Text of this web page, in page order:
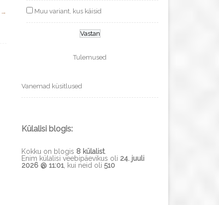
→ Muu variant, kus käisid
Tulemused
Vanemad küsitlused
Külalisi blogis:
Kokku on blogis 8 külalist.
Enim külalisi veebipäevikus oli 24. juuli
2026 @ 11:01 , kui neid oli 510